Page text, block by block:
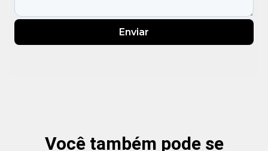
Enviar
Você também pode se